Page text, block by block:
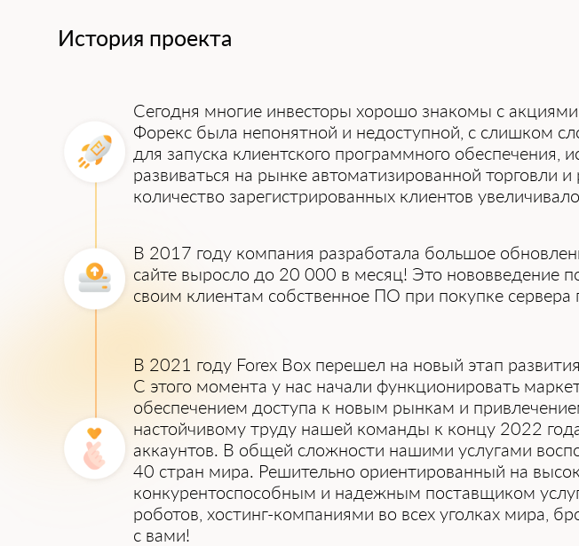
История проекта
Сегодня многие инвесторы хорошо знакомы с
Форекс была непонятной и недоступной, с слишком
для запуска клиентского программного
развиваться на рынке автоматизированной
количество зарегистрированных клиентов
В 2017 году компания разработала большое
сайте выросло до 20 000 в месяц! Это нововведение
своим клиентам собственное ПО при покупке сервера
В 2021 году Forex Box перешел на новый этап
С этого момента у нас начали функционировать
обеспечением доступа к новым рынкам и
настойчивому труду нашей команды к концу 2022
аккаунтов. В общей сложности нашими услугами
40 стран мира. Решительно ориентированный на
конкурентоспособным и надежным поставщиком
роботов, хостинг-компаниями во всех уголках
с вами!